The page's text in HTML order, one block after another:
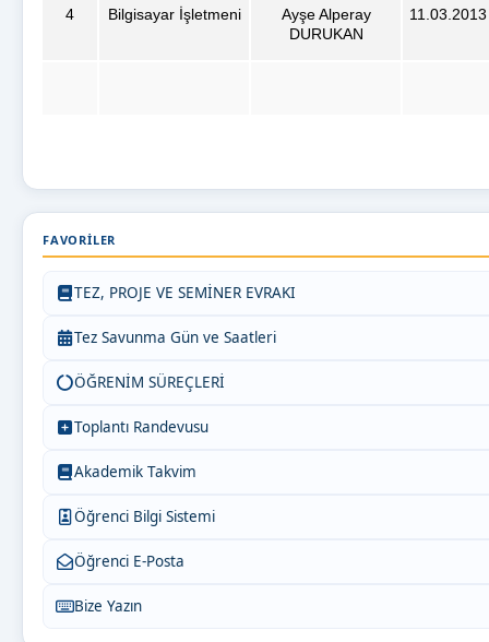
4 Bilgisayar İşletmeni
Ayşe Alperay
DURUKAN
11.03.2013
FAVORILER
TEZ, PROJE VE SEMİNER EVRAKI
Tez Savunma Gün ve Saatleri
ÖĞRENİM SÜREÇLERİ
Toplantı Randevusu
Akademik Takvim
Öğrenci Bilgi Sistemi
Öğrenci E-Posta
Bize Yazın